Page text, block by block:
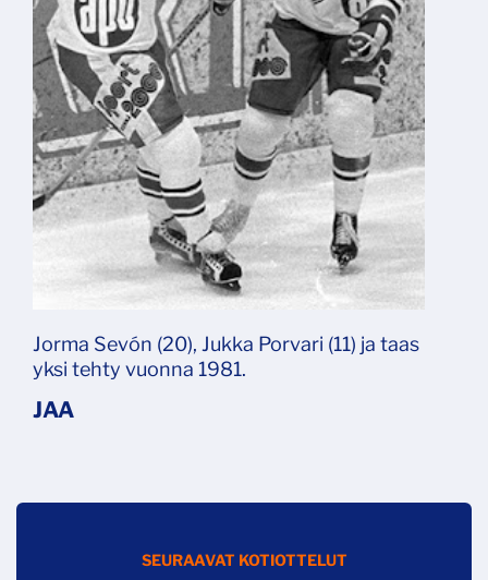
Jorma Sevón (20), Jukka Porvari (11) ja taas
yksi tehty vuonna 1981.
SEURAAVAT KOTIOTTELUT